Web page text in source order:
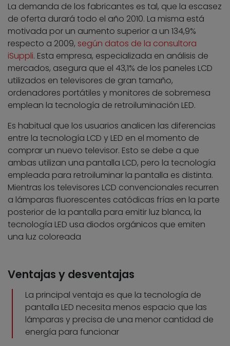
La demanda de los fabricantes es tal, que la escasez
de oferta durará todo el año 2010. La misma está
motivada por un aumento superior a un 134,9%
respecto a 2009, según datos de la consultora
iSuppli. Esta empresa, especializada en análisis de
mercados, asegura que el 43,1% de los paneles LCD
utilizados en televisores de gran tamaño,
ordenadores portátiles y monitores de sobremesa
emplean la tecnología de retroiluminación LED.
Es habitual que los usuarios analicen las diferencias
entre la tecnología LCD y LED en el momento de
comprar un nuevo televisor. Esto se debe a que
ambas utilizan una pantalla LCD, pero la tecnología
empleada para retroiluminar la pantalla es distinta.
Mientras los televisores LCD convencionales recurren
a lámparas fluorescentes catódicas frías en la parte
posterior de la pantalla para emitir luz blanca, la
tecnología LED usa diodos orgánicos que emiten
una luz coloreada
Ventajas y desventajas
La principal ventaja es que la tecnología de
pantalla LED necesita menos espacio que las
lámparas y precisa de una menor cantidad de
energía para funcionar